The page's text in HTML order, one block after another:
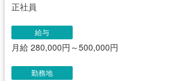
正社員
給与
月給 280,000円～500,000円
勤務地